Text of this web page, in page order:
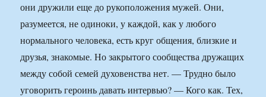
они дружили еще до рукоположения мужей. Они,
разумеется, не одиноки, у каждой, как у любого
нормального человека, есть круг общения, близкие и
друзья, знакомые. Но закрытого сообщества дружащих
между собой семей духовенства нет. — Трудно было
уговорить героинь давать интервью? — Кого как. Тех,